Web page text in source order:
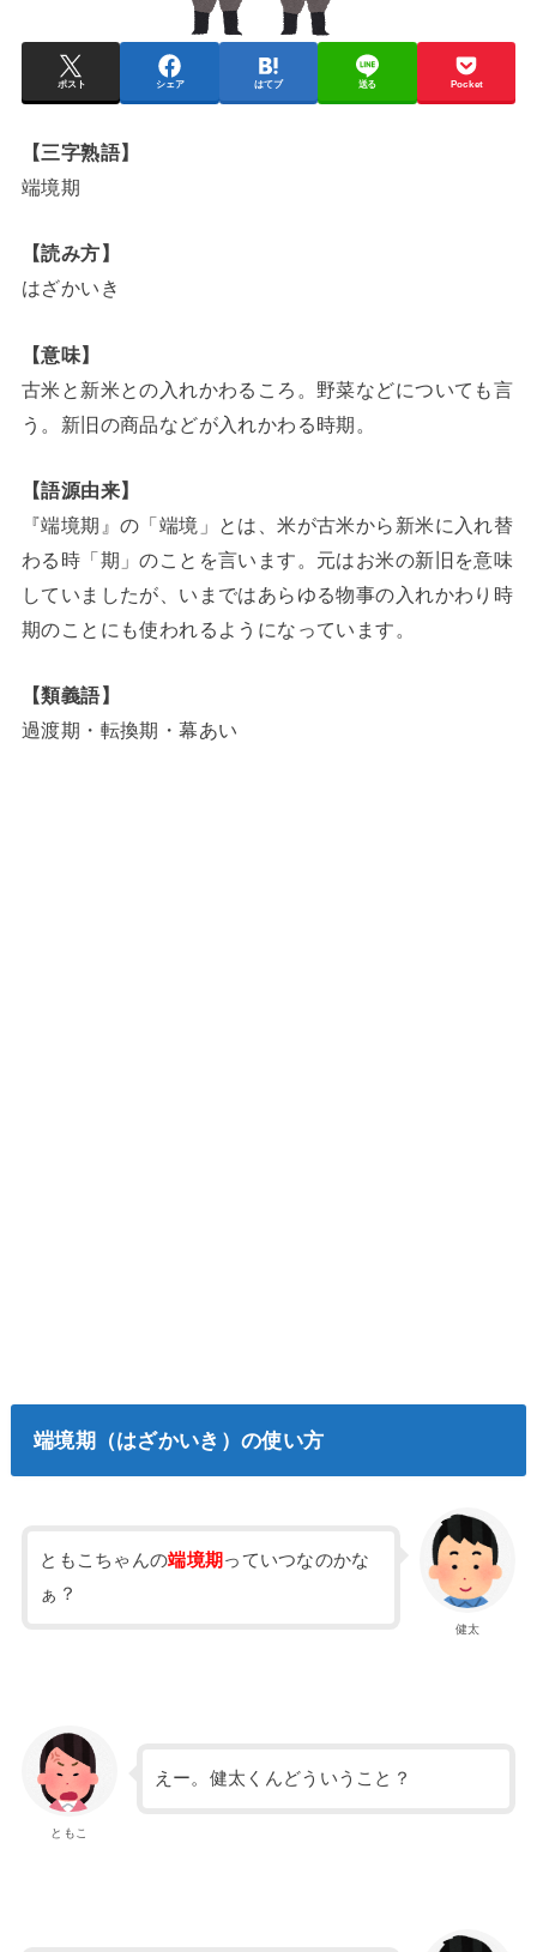
ポスト シェア はてブ 送る Pocket
【三字熟語】
端境期
【読み方】
はざかいき
【意味】
古米と新米との入れかわるころ。野菜などについても言
う。新旧の商品などが入れかわる時期。
【語源由来】
『端境期』の「端境」とは、米が古米から新米に入れ替
わる時「期」のことを言います。元はお米の新旧を意味
していましたが、いまではあらゆる物事の入れかわり時
期のことにも使われるようになっています。
【類義語】
過渡期・転換期・幕あい
端境期（はざかいき）の使い方
健太
ともこちゃんの端境期 っていつなのかな
ぁ？
ともこ
えー。健太くんどういうこと？